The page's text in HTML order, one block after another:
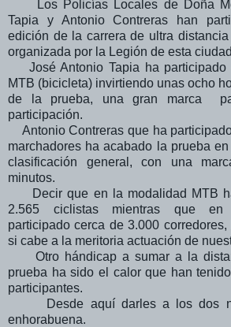
Los Policías Locales de Doña
Tapia y Antonio Contreras han
edición de la carrera de ultra
organizada por la Legión de esta
José Antonio Tapia ha participado
MTB (bicicleta) invirtiendo unas ocho
de la prueba, una gran marca
participación.
Antonio Contreras que ha
marchadores ha acabado la prueba
clasificación general, con una
minutos.
Decir que en la modalidad MTB
2.565 ciclistas mientras que en
participado cerca de 3.000
si cabe a la meritoria actuación de
Otro hándicap a sumar a la
prueba ha sido el calor que han
participantes.
Desde aquí darles a los dos
enhorabuena.